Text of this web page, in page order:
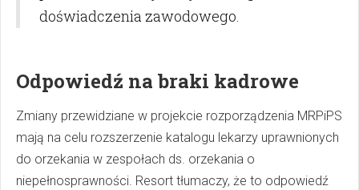
doświadczenia zawodowego.
Odpowiedź na braki kadrowe
Zmiany przewidziane w projekcie rozporządzenia MRPiPS
mają na celu rozszerzenie katalogu lekarzy uprawnionych
do orzekania w zespołach ds. orzekania o
niepełnosprawności. Resort tłumaczy, że to odpowiedź